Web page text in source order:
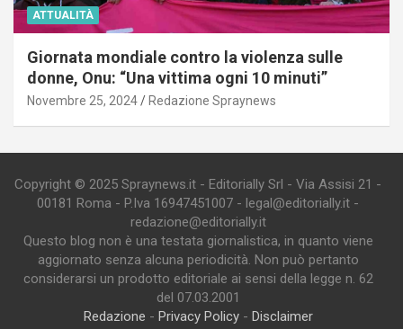
ATTUALITÀ
Giornata mondiale contro la violenza sulle
donne, Onu: “Una vittima ogni 10 minuti”
Novembre 25, 2024 Redazione Spraynews
Copyright © 2025 Spraynews.it - Editorially Srl - Via Assisi 21 -
00181 Roma - P.Iva 16947451007 - legal@editorially.it -
redazione@editorially.it
Questo blog non è una testata giornalistica, in quanto viene
aggiornato senza alcuna periodicità. Non può pertanto
considerarsi un prodotto editoriale ai sensi della legge n. 62
del 07.03.2001
Redazione - Privacy Policy- Disclaimer